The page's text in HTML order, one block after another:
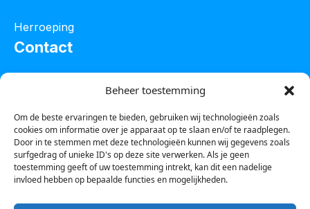
Beheer toestemming
Om de beste ervaringen te bieden, gebruiken wij technologieën zoals
cookies om informatie over je apparaat op te slaan en/of te raadplegen.
Door in te stemmen met deze technologieën kunnen wij gegevens zoals
surfgedrag of unieke ID's op deze site verwerken. Als je geen
toestemming geeft of uw toestemming intrekt, kan dit een nadelige
invloed hebben op bepaalde functies en mogelijkheden.
Herroeping
Contact
Tel :0850601800
Whatsapp : 0623388306